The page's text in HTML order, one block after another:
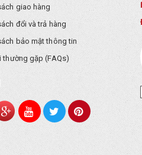
giao hàng
đổi và trả hàng
bảo mật thông tin
thường gặp (FAQs)